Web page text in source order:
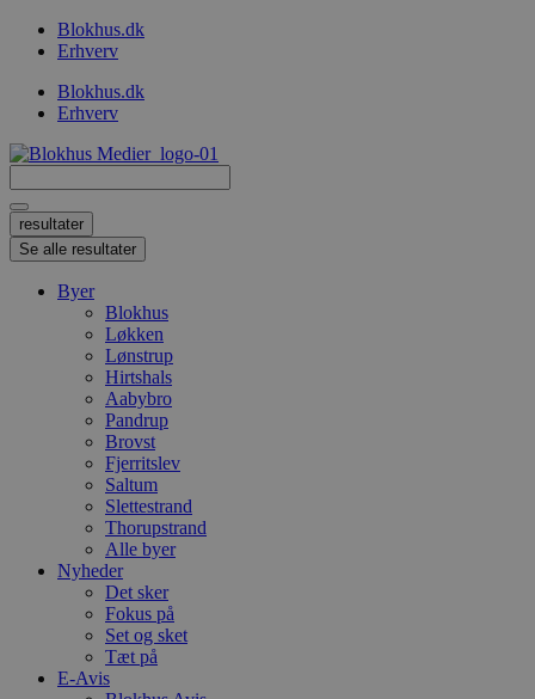
VidereBlokhus.dk
Erhverv
Blokhus.dk
Erhverv
...
resultater
Se alle resultater
Byer
Blokhus
Løkken
Lønstrup
Hirtshals
Aabybro
Pandrup
Brovst
Fjerritslev
Saltum
Slettestrand
Thorupstrand
Alle byer
Nyheder
Det sker
Fokus på
Set og sket
Tæt på
E-Avis